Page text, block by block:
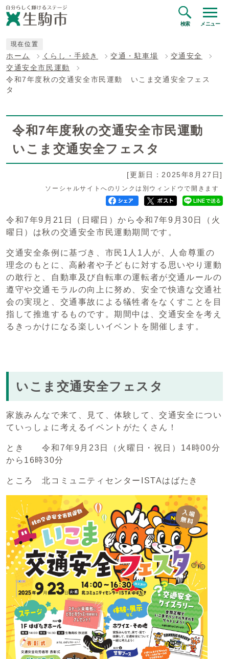
検索 メニュー
現在位置
ホーム くらし・手続き 交通・駐車場
交通安全
交通安全市民運動
令和7年度秋の交通安全市民運動 いこま交通安全フェス
タ
令和7年度秋の交通安全市民運動
いこま交通安全フェスタ
[更新日：2025年8月27日]
ソーシャルサイトへのリンクは別ウィンドウで開きます
令和7年9月21日（日曜日）から令和7年9月30日（火
曜日）は秋の交通安全市民運動期間です。
交通安全条例に基づき、市民1人1人が、人命尊重の
理念のもとに、高齢者や子どもに対する思いやり運動
の敢行と、自動車及び自転車の運転者が交通ルールの
遵守や交通モラルの向上に努め、安全で快適な交通社
会の実現と、交通事故による犠牲者をなくすことを目
指して推進するものです。期間中は、交通安全を考え
るきっかけになる楽しいイベントを開催します。
いこま交通安全フェスタ
家族みんなで来て、見て、体験して、交通安全につい
ていっしょに考えるイベントがたくさん！
とき 令和7年9月23日（火曜日・祝日）14時00分
から16時30分
ところ 北コミュニティセンターISTAはばたき